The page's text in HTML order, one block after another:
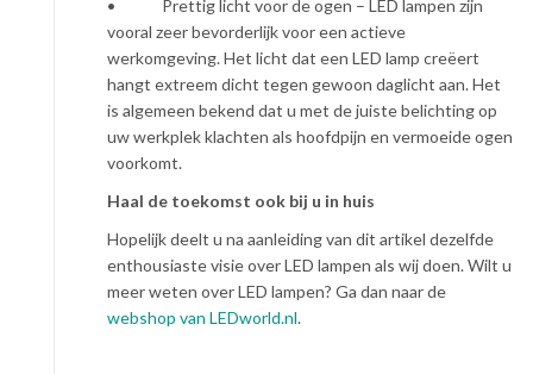
• Prettig licht voor de ogen – LED lampen zijn
vooral zeer bevorderlijk voor een actieve
werkomgeving. Het licht dat een LED lamp creëert
hangt extreem dicht tegen gewoon daglicht aan. Het
is algemeen bekend dat u met de juiste belichting op
uw werkplek klachten als hoofdpijn en vermoeide ogen
voorkomt.
Haal de toekomst ook bij u in huis
Hopelijk deelt u na aanleiding van dit artikel dezelfde
enthousiaste visie over LED lampen als wij doen. Wilt u
meer weten over LED lampen? Ga dan naar de
webshop van LEDworld.nl.